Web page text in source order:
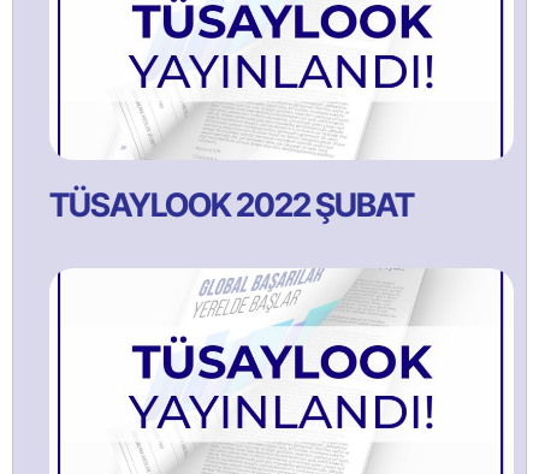
TÜSAYLOOK 2022 ŞUBAT